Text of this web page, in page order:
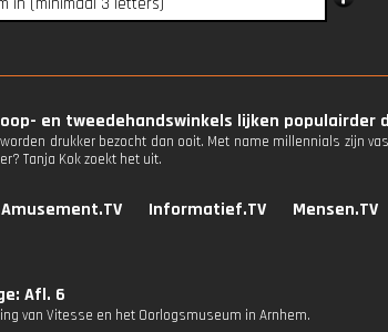
en tweedehandswinkels lijken populairder
drukker bezocht dan ooit. Met name millennials zijn
Tanja Kok zoekt het uit.
Amusement.TV Informatief.TV Mensen.TV
Afl. 6
van Vitesse en het Oorlogsmuseum in Arnhem.